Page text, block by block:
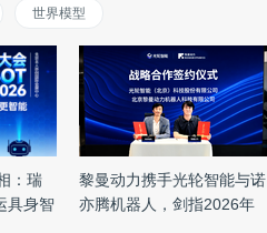
世界模型
：瑞
具身智
黎曼动力携手光轮智能与诺
亦腾机器人，剑指2026年